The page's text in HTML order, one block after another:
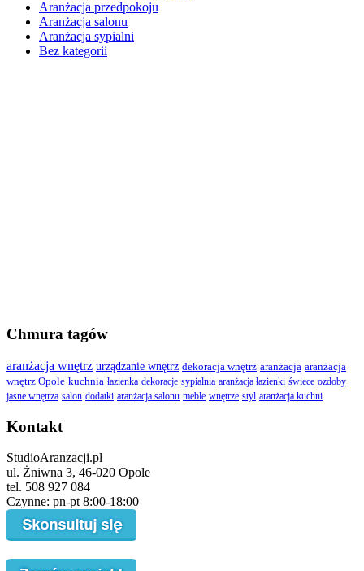
Aranżacja przedpokoju
Aranżacja salonu
Aranżacja sypialni
Bez kategorii
Chmura tagów
aranżacja wnętrz urządzanie wnętrz dekoracja wnętrz aranżacja aranżacja
wnętrz Opole kuchnia łazienka dekoracje sypialnia aranżacja łazienki świece ozdoby
jasne wnętrza salon dodatki aranżacja salonu meble wnętrze styl aranżacja kuchni
Kontakt
StudioAranzacji.pl
ul. Żniwna 3, 46-020 Opole
tel. 508 927 084
Czynne: pn-pt 8:00-18:00